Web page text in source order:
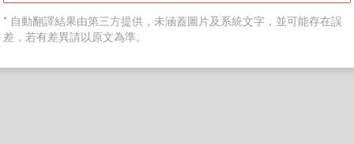
* 自動翻譯結果由第三方提供，未涵蓋圖片及系統文字，並可能存在誤
差，若有差異請以原文為準。